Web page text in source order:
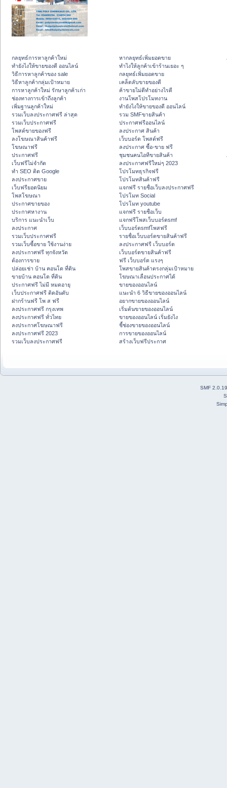
กลยุทธ์การหาลูกค้าใหม่
ทํายังไงให้ขายของดี ออนไลน์
วิธีการหาลูกค้าของ sale
วิธีหาลูกค้ากลุ่มเป้าหมาย
การหาลูกค้าใหม่ รักษาลูกค้าเก่า
ช่องทางการเข้าถึงลูกค้า
เพิ่มฐานลูกค้าใหม่
รวมเว็บลงประกาศฟรี ล่าสุด
รวมเว็บประกาศฟรี
โพสต์ขายของฟรี
ลงโฆษณาสินค้าฟรี
โฆษณาฟรี
ประกาศฟรี
เว็บฟรีไม่จำกัด
ทำ SEO ติด Google
ลงประกาศขาย
เว็บฟรียอดนิยม
โพสโฆษณา
ประกาศขายของ
ประกาศหางาน
บริการ แนะนำเว็บ
ลงประกาศ
รวมเว็บประกาศฟรี
รวมเว็บซื้อขาย ใช้งานง่าย
ลงประกาศฟรี ทุกจังหวัด
ต้องการขาย
ปล่อยเช่า บ้าน คอนโด ที่ดิน
ขายบ้าน คอนโด ที่ดิน
ประกาศฟรี ไม่มี หมดอายุ
เว็บประกาศฟรี ติดอันดับ
ฝากร้านฟรี โพ ส ฟรี
ลงประกาศฟรี กรุงเทพ
ลงประกาศฟรี ทั่วไทย
ลงประกาศโฆษณาฟรี
ลงประกาศฟรี 2023
รวมเว็บลงประกาศฟรี
หากลยุทธ์เพิ่มยอดขาย
ทําไงให้ลูกค้าเข้าร้านเยอะ ๆ
กลยุทธ์เพิ่มยอดขาย
เคล็ดลับขายของดี
ค้าขายไม่ดีทำอย่างไรดี
งานโพสโปรโมทงาน
ทํายังไงให้ขายของดี ออนไลน์
รวม SMFขายสินค้า
ประกาศฟรีออนไลน์
ลงประกาศ สินค้า
เว็บบอร์ด โพสต์ฟรี
ลงประกาศ ซื้อ-ขาย ฟรี
ชุมชนคนไอทีขายสินค้า
ลงประกาศฟรีใหม่ๆ 2023
โปรโมทธุรกิจฟรี
โปรโมทสินค้าฟรี
แจกฟรี รายชื่อเว็บลงประกาศฟรี
โปรโมท Social
โปรโมท youtube
แจกฟรี รายชื่อเว็บ
แจกฟรีโพสเว็บบอร์ดsmf
เว็บบอร์ดsmfโพสฟรี
รายชื่อเว็บบอร์ดขายสินค้าฟรี
ลงประกาศฟรี เว็บบอร์ด
เว็บบอร์ดขายสินค้าฟรี
ฟรี เว็บบอร์ด แรงๆ
โพสขายสินค้าตรงกลุ่มเป้าหมาย
โฆษณาเลื่อนประกาศได้
ขายของออนไลน์
แนะนำ 6 วิธีขายของออนไลน์
อยากขายของออนไลน์
เริ่มต้นขายของออนไลน์
ขายของออนไลน์ เริ่มยังไง
ชี้ช่องขายของออนไลน์
การขายของออนไลน์
สร้างเว็บฟรีประกาศ
SMF 2.0.19